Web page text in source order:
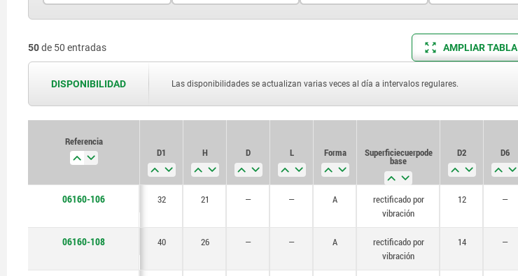
32
40
63
100
20
21
32
34
40
6
8
16
20
M6
15
20
30
50de 50 entradas AMPLIAR TABLA
DISPONIBILIDAD Las disponibilidades se actualizan varias veces al día a intervalos regulares.
Referencia
D1
H D L Forma Superficie cuerpo de
base
D2 D6
06160-106 32 21 — — A
rectificado por
vibración
12 —
06160-108 40 26 — — A
rectificado por
vibración
14 —